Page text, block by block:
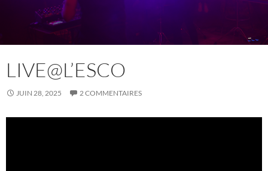
LIVE@L’ESCO
JUIN 28, 2025 2 COMMENTAIRES